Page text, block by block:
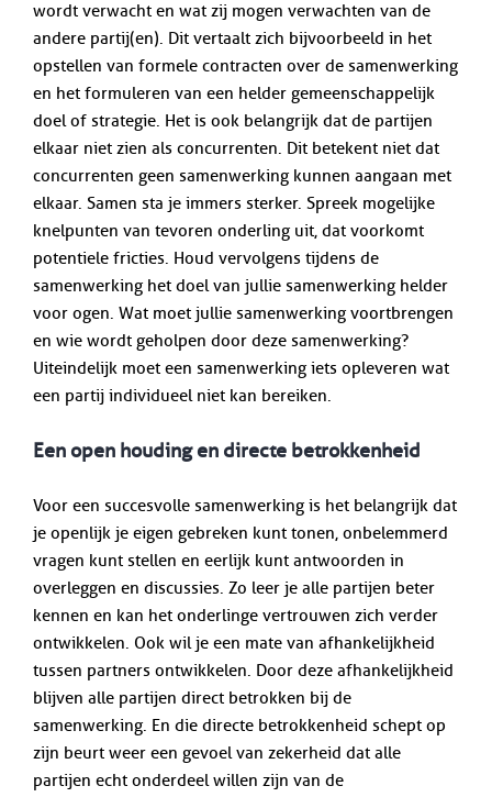
wordt verwacht en wat zij mogen verwachten van de
andere partij(en). Dit vertaalt zich bijvoorbeeld in het
opstellen van formele contracten over de samenwerking
en het formuleren van een helder gemeenschappelijk
doel of strategie. Het is ook belangrijk dat de partijen
elkaar niet zien als concurrenten. Dit betekent niet dat
concurrenten geen samenwerking kunnen aangaan met
elkaar. Samen sta je immers sterker. Spreek mogelijke
knelpunten van tevoren onderling uit, dat voorkomt
potentiele fricties. Houd vervolgens tijdens de
samenwerking het doel van jullie samenwerking helder
voor ogen. Wat moet jullie samenwerking voortbrengen
en wie wordt geholpen door deze samenwerking?
Uiteindelijk moet een samenwerking iets opleveren wat
een partij individueel niet kan bereiken.
Een open houding en directe betrokkenheid
Voor een succesvolle samenwerking is het belangrijk dat
je openlijk je eigen gebreken kunt tonen, onbelemmerd
vragen kunt stellen en eerlijk kunt antwoorden in
overleggen en discussies. Zo leer je alle partijen beter
kennen en kan het onderlinge vertrouwen zich verder
ontwikkelen. Ook wil je een mate van afhankelijkheid
tussen partners ontwikkelen. Door deze afhankelijkheid
blijven alle partijen direct betrokken bij de
samenwerking. En die directe betrokkenheid schept op
zijn beurt weer een gevoel van zekerheid dat alle
partijen echt onderdeel willen zijn van de